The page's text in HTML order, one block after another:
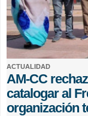
ACTUALIDAD
AM-CC
catalogar al
organización